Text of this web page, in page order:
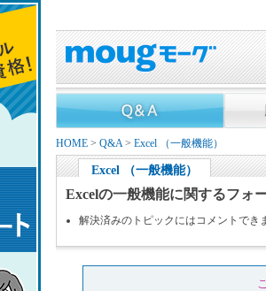
HOME > Q&A> Excel （一般機能）
Excel （一般機能）
Excelの一般機能に関するフォ
解決済みのトピックにはコメントでき